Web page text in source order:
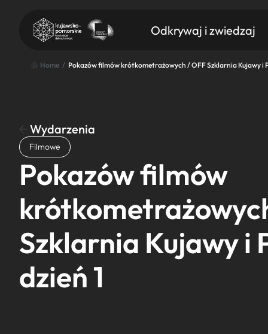
Odkrywaj i zwiedzaj
Znajdź atrakcję
Nazwa atrakcji
Home / Pokazów filmów krótkometrażowych / OFF Szklarnia Kujawy i
Wydarzenia
Filmowe
Pokazów filmów
Szklarnia Kujawy i
dzień 1